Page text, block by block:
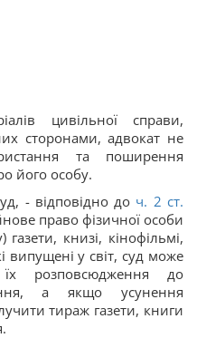
цивільної справи,
сторонами, адвокат не
та поширення
його особу.
- відповідно до ч. 2 ст.
право фізичної особи
книзі, кінофільмі,
випущені у світ, суд може
розповсюдження до
а якщо усунення
тираж газети, книги